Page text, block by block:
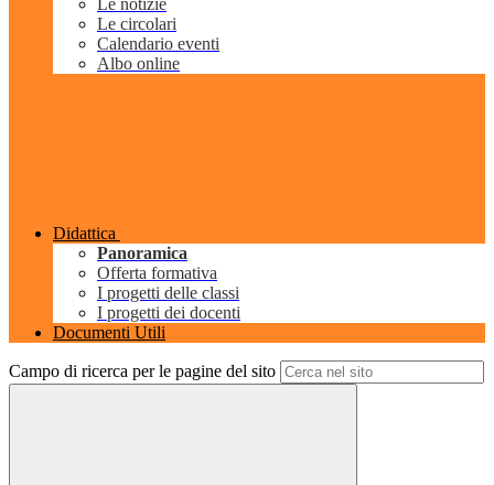
Le notizie
Le circolari
Calendario eventi
Albo online
Didattica
Panoramica
Offerta formativa
I progetti delle classi
I progetti dei docenti
Documenti Utili
Campo di ricerca per le pagine del sito